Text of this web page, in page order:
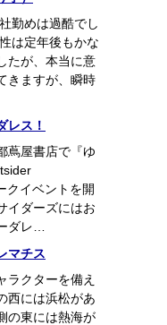
勤めは過酷でし
は定年後もかな
たが、本当に意
きますが、瞬時
レス！
蔦屋書店で『ゆ
クイベントを開
イダーズにはお
ダレ…
マチス
ラクターを備え
西には浜松があ
の東には熱海が